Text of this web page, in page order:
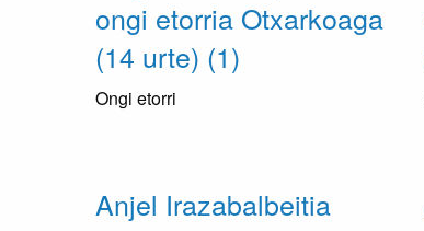
ongi etorria Otxarkoaga
(14 urte) (1)
Ongi etorri
Anjel Irazabalbeitia